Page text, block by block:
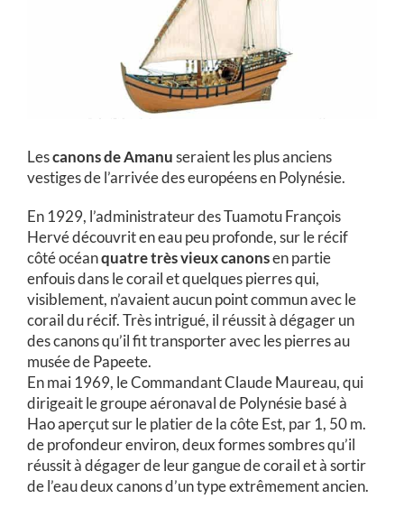
Lescanons de Amanuseraient les plus anciens
vestiges de l’arrivée des européens en Polynésie.
En 1929, l’administrateur des Tuamotu François
Hervé découvrit en eau peu profonde, sur le récif
côté océanquatre très vieux canonsen partie
enfouis dans le corail et quelques pierres qui,
visiblement, n’avaient aucun point commun avec le
corail du récif. Très intrigué, il réussit à dégager un
des canons qu’il fit transporter avec les pierres au
musée de Papeete.
En mai 1969, le Commandant Claude Maureau, qui
dirigeait le groupe aéronaval de Polynésie basé à
Hao aperçut sur le platier de la côte Est, par 1, 50 m.
de profondeur environ, deux formes sombres qu’il
réussit à dégager de leur gangue de corail et à sortir
de l’eau deux canons d’un type extrêmement ancien.